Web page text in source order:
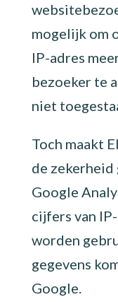
mogelijk om
IP-adres
bezoeker te
niet
Toch maakt
de zekerheid
Google
cijfers van
worden
gegevens
Google.